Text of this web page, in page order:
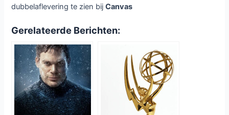
dubbelaflevering te zien bijCanvas
Gerelateerde Berichten: